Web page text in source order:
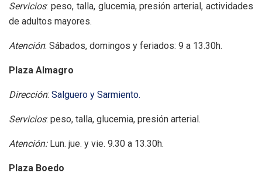
Servicios: peso, talla, glucemia, presión arterial, actividades
de adultos mayores.
Atención: Sábados, domingos y feriados: 9 a 13.30h.
Plaza Almagro
Dirección: Salguero y Sarmiento.
Servicios: peso, talla, glucemia, presión arterial.
Atención:Lun. jue. y vie. 9.30 a 13.30h.
Plaza Boedo